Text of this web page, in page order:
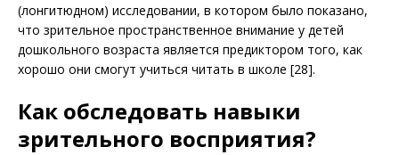
(лонгитюдном) исследовании, в котором было показано,
что зрительное пространственное внимание у детей
дошкольного возраста является предиктором того, как
хорошо они смогут учиться читать в школе [28].
Как обследовать навыки
зрительного восприятия?